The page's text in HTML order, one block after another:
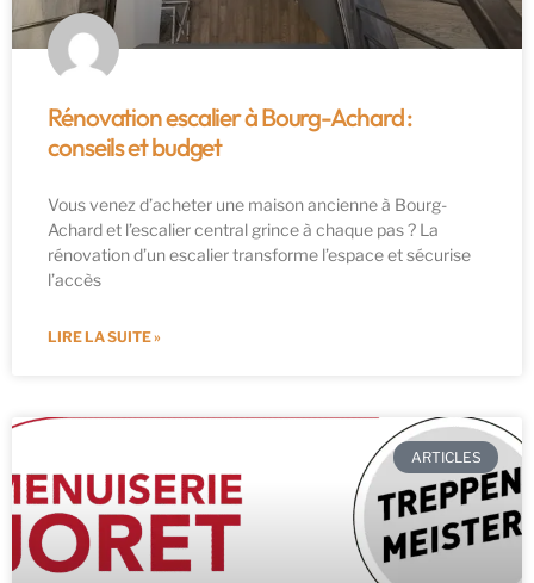
Rénovation escalier à Bourg-Achard :
conseils et budget
Vous venez d’acheter une maison ancienne à Bourg-
Achard et l’escalier central grince à chaque pas ? La
rénovation d’un escalier transforme l’espace et sécurise
l’accès
LIRE LA SUITE »
ARTICLES